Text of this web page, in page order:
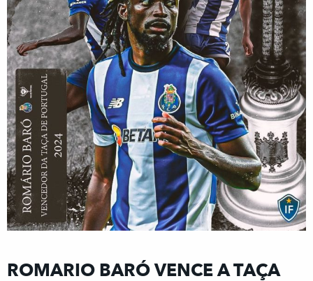
ROMARIO BARÓ VENCE A TAÇA